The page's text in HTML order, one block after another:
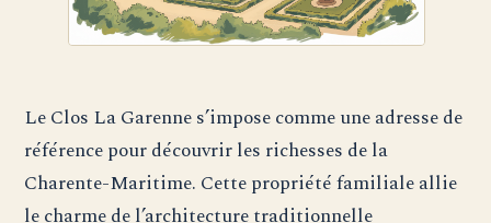
Le Clos La Garenne s’impose comme une adresse de
référence pour découvrir les richesses de la
Charente-Maritime. Cette propriété familiale allie
le charme de l’architecture traditionnelle